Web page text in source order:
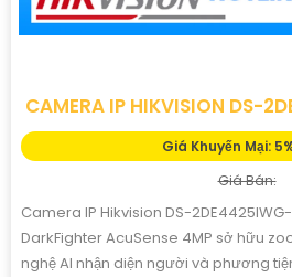
CAMERA IP HIKVISION DS-
Giá Khuyến Mại:
Giá Bán:
Camera IP Hikvision DS-
DarkFighter AcuSense 4MP sở hữu
nghệ AI nhận diện người và phương